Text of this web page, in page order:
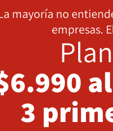
mayoría no
empresas.
3